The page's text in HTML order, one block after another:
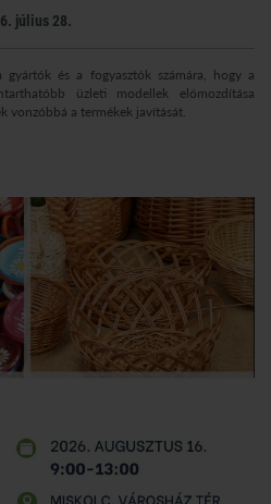
július 28.
és a fogyasztók számára, hogy a
üzleti modellek előmozdítása
vonzóbbá a termékek javítását.